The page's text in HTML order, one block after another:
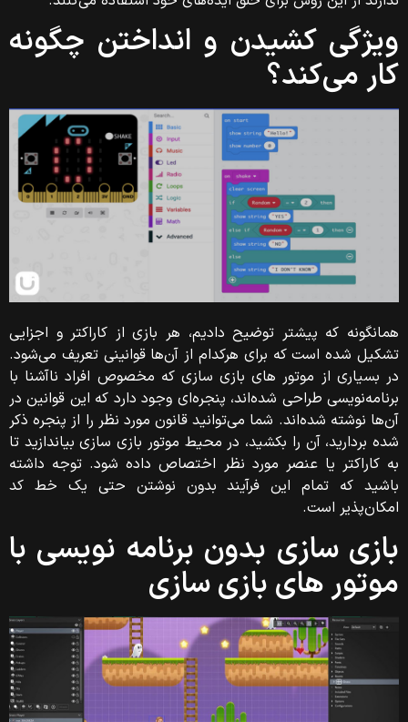
ویژگی کشیدن و انداختن چگونه
کار می‌کند؟
همانگونه که پیشتر توضیح دادیم، هر بازی از کاراکتر و اجزایی
تشکیل شده است که برای هرکدام از آن‌ها قوانینی تعریف می‌شود.
در بسیاری از موتور های بازی سازی که مخصوص افراد ناآشنا با
برنامه‌نویسی طراحی شده‌اند، پنجره‌ای وجود دارد که این قوانین در
آن‌ها نوشته شده‌اند. شما می‌توانید قانون مورد نظر را از پنجره ذکر
شده بردارید، آن را بکشید، در محیط موتور بازی سازی بیاندازید تا
به کاراکتر یا عنصر مورد نظر اختصاص داده شود. توجه داشته
باشید که تمام این فرآیند بدون نوشتن حتی یک خط کد
امکان‌پذیر است.
بازی سازی بدون برنامه نویسی با
موتور های بازی سازی